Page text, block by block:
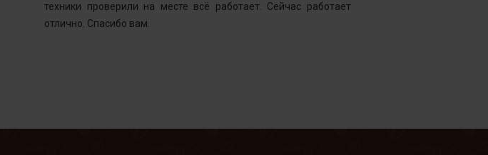
техники проверили на месте всё работает. Сейчас работает
отлично. Спасибо вам.